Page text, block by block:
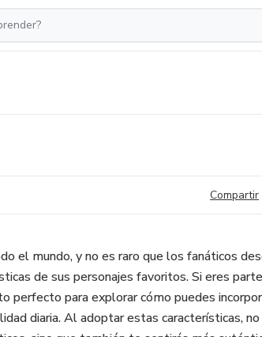
Compartir
el mundo, y no es raro que los fanáticos
de sus personajes favoritos. Si eres
perfecto para explorar cómo puedes
diaria. Al adoptar estas características,